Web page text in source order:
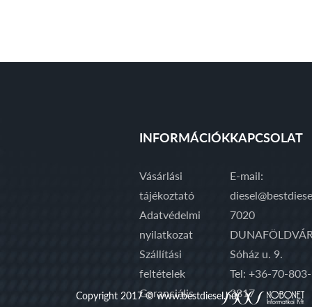
INFORMÁCIÓK
Vásárlási
tájékoztató
Adatvédelmi
nyilatkozat
Szállítási
feltételek
Garanciális
KAPCSOLAT
E-mail:
7020
Sóház u. 9.
Tel: +36-70-803-
3817
Copyright 2017 © www.bestdiesel.hu